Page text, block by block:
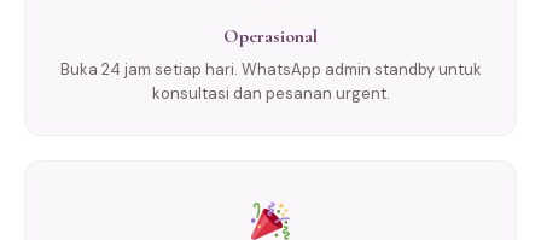
Operasional
Buka 24 jam setiap hari. WhatsApp admin standby untuk
konsultasi dan pesanan urgent.